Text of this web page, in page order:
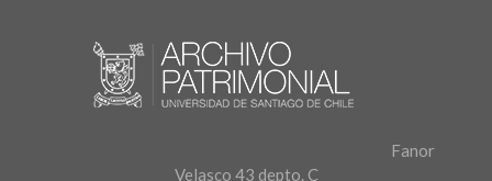
Fanor
Velasco 43 depto. C